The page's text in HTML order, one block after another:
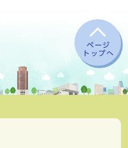
ページ
トップへ